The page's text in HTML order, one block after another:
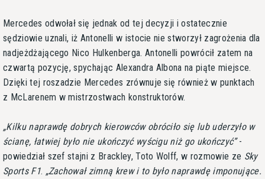
Mercedes odwołał się jednak od tej decyzji i ostatecznie
sędziowie uznali, iż Antonelli w istocie nie stworzył zagrożenia dla
nadjeżdżającego Nico Hulkenberga. Antonelli powrócił zatem na
czwartą pozycję, spychając Alexandra Albona na piąte miejsce.
Dzięki tej roszadzie Mercedes zrównuje się również w punktach
z McLarenem w mistrzostwach konstruktorów.
Kilku naprawdę dobrych kierowców obróciło się lub uderzyło w
ścianę, łatwiej było nie ukończyć wyścigu niż go ukończyć -
powiedział szef stajni z Brackley, Toto Wolff, w rozmowie ze Sky
Sports F1. Zachował zimną krew i to było naprawdę imponujące.